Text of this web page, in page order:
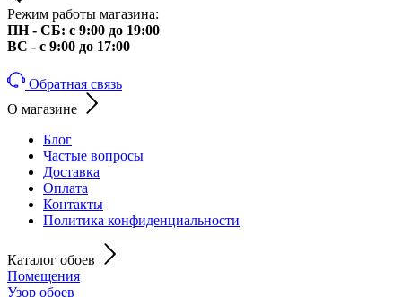
Режим работы магазина:
ПН - СБ: с 9:00 до 19:00
ВС - с 9:00 до 17:00
Обратная связь
О магазине
Блог
Частые вопросы
Доставка
Оплата
Контакты
Политика конфиденциальности
Каталог обоев
Помещения
Узор обоев